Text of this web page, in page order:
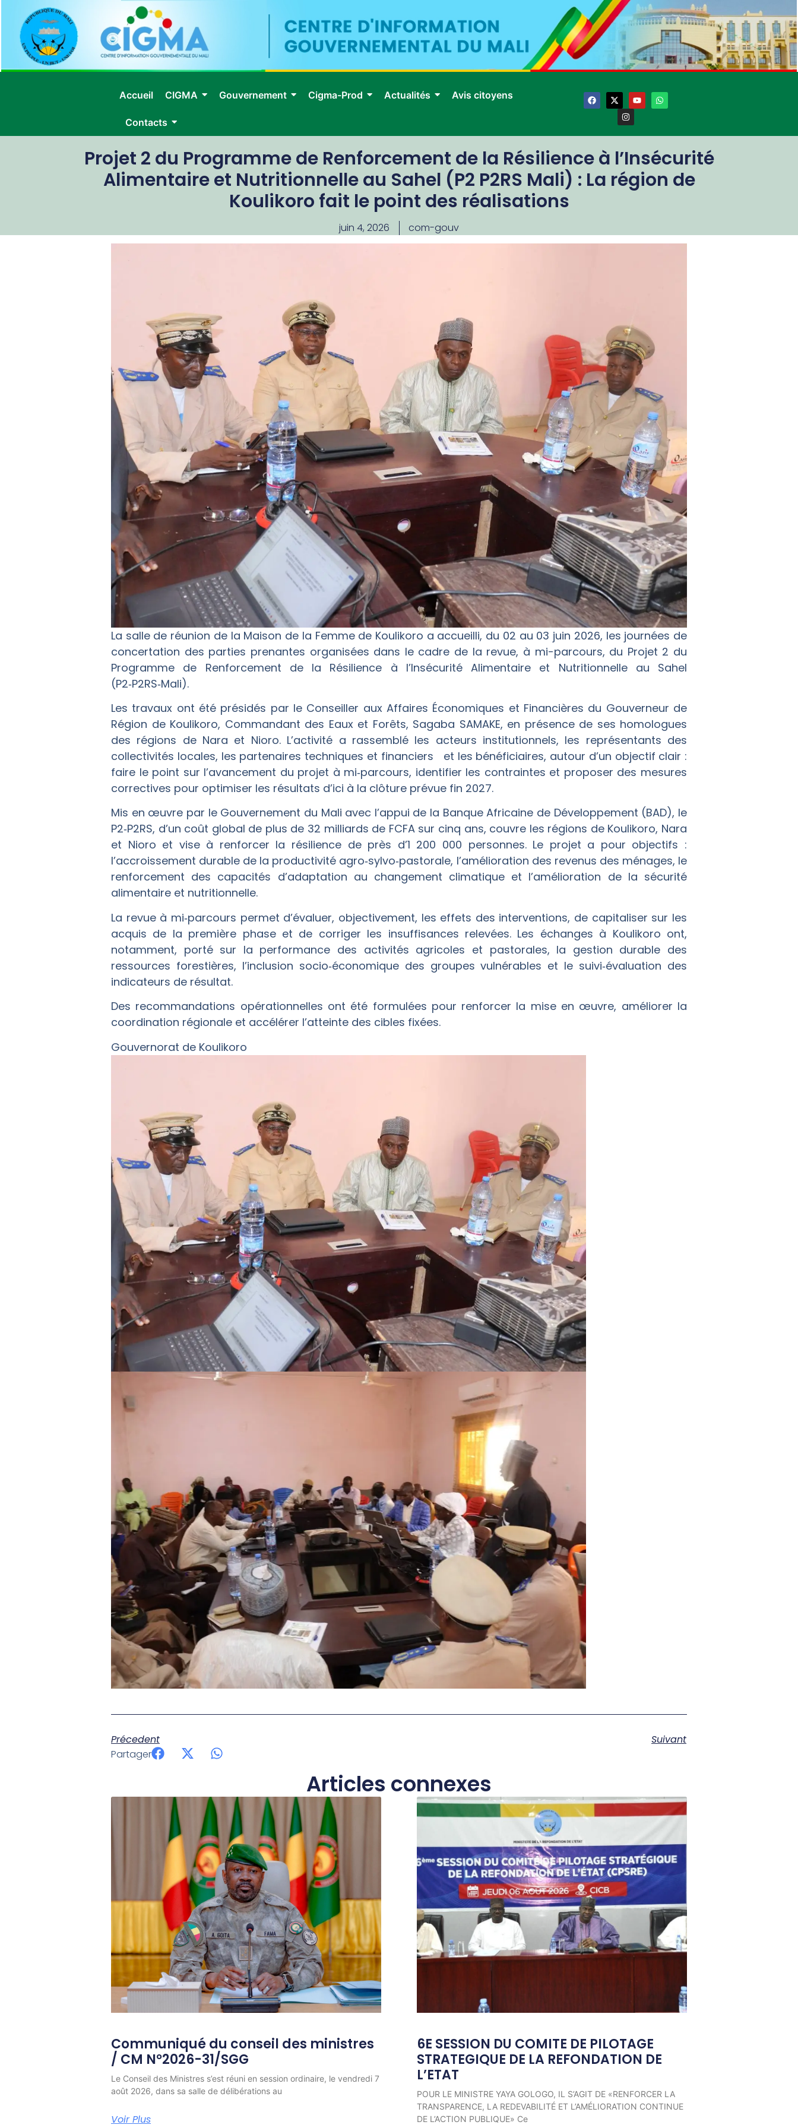
Accueil CIGMA Gouvernement Cigma-Prod Actualités Avis citoyens
Contacts
Projet 2 du Programme de Renforcement de la Résilience à l’Insécurité
Alimentaire et Nutritionnelle au Sahel (P2 P2RS Mali) : La région de
Koulikoro fait le point des réalisations
juin 4, 2026 com-gouv
La salle de réunion de la Maison de la Femme de Koulikoro a accueilli, du 02 au 03 juin 2026, les journées de
concertation des parties prenantes organisées dans le cadre de la revue, à mi-parcours, du Projet 2 du
Programme de Renforcement de la Résilience à l’Insécurité Alimentaire et Nutritionnelle au Sahel
(P2‑P2RS‑Mali).
‎Les travaux ont été présidés par le Conseiller aux Affaires Économiques et Financières du Gouverneur de
Région de Koulikoro, Commandant des Eaux et Forêts, Sagaba SAMAKE, en présence de ses homologues
des régions de Nara et Nioro. L’activité a rassemblé les acteurs institutionnels, les représentants des
collectivités locales, les partenaires techniques et financiers et les bénéficiaires, autour d’un objectif clair :
faire le point sur l’avancement du projet à mi‑parcours, identifier les contraintes et proposer des mesures
correctives pour optimiser les résultats d’ici à la clôture prévue fin 2027.
‎Mis en œuvre par le Gouvernement du Mali avec l’appui de la Banque Africaine de Développement (BAD), le
P2‑P2RS, d’un coût global de plus de 32 milliards de FCFA sur cinq ans, couvre les régions de Koulikoro, Nara
et Nioro et vise à renforcer la résilience de près d’1 200 000 personnes. Le projet a pour objectifs :
l’accroissement durable de la productivité agro‑sylvo‑pastorale, l’amélioration des revenus des ménages, le
renforcement des capacités d’adaptation au changement climatique et l’amélioration de la sécurité
alimentaire et nutritionnelle.
‎La revue à mi‑parcours permet d’évaluer, objectivement, les effets des interventions, de capitaliser sur les
acquis de la première phase et de corriger les insuffisances relevées. Les échanges à Koulikoro ont,
notamment, porté sur la performance des activités agricoles et pastorales, la gestion durable des
ressources forestières, l’inclusion socio‑économique des groupes vulnérables et le suivi‑évaluation des
indicateurs de résultat.
‎Des recommandations opérationnelles ont été formulées pour renforcer la mise en œuvre, améliorer la
coordination régionale et accélérer l’atteinte des cibles fixées.
‎Gouvernorat de Koulikoro
Précedent
Suivant
Partager
Articles connexes
Communiqué du conseil des ministres
/ CM N°2026-31/SGG
Le Conseil des Ministres s’est réuni en session ordinaire, le vendredi 7
août 2026, dans sa salle de délibérations au
Voir Plus
6E SESSION DU COMITE DE PILOTAGE
STRATEGIQUE DE LA REFONDATION DE
L’ETAT
POUR LE MINISTRE YAYA GOLOGO, IL S’AGIT DE «RENFORCER LA
TRANSPARENCE, LA REDEVABILITÉ ET L’AMÉLIORATION CONTINUE
DE L’ACTION PUBLIQUE» Ce